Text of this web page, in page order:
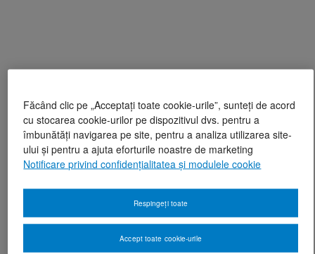
Făcând clic pe „Acceptați toate cookie-urile”, sunteți de acord
cu stocarea cookie-urilor pe dispozitivul dvs. pentru a
îmbunătăți navigarea pe site, pentru a analiza utilizarea site-
ului și pentru a ajuta eforturile noastre de marketing
Notificare privind confidențialitatea și modulele cookie
Respingeți toate
Accept toate cookie-urile